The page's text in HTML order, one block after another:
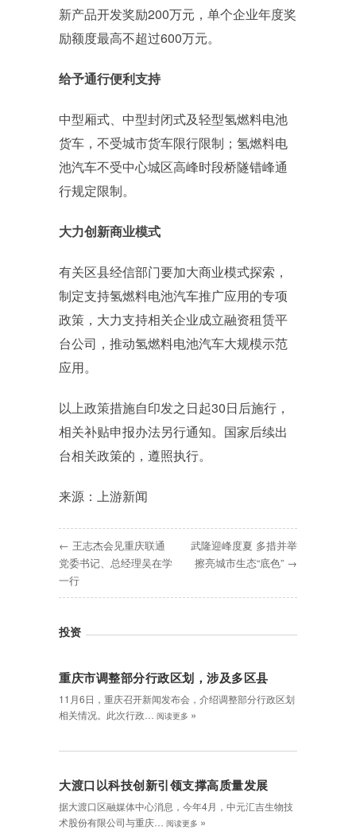
新产品开发奖励200万元，单个企业年度奖
励额度最高不超过600万元。
给予通行便利支持
中型厢式、中型封闭式及轻型氢燃料电池
货车，不受城市货车限行限制；氢燃料电
池汽车不受中心城区高峰时段桥隧错峰通
行规定限制。
大力创新商业模式
有关区县经信部门要加大商业模式探索，
制定支持氢燃料电池汽车推广应用的专项
政策，大力支持相关企业成立融资租赁平
台公司，推动氢燃料电池汽车大规模示范
应用。
以上政策措施自印发之日起30日后施行，
相关补贴申报办法另行通知。国家后续出
台相关政策的，遵照执行。
来源：上游新闻
← 王志杰会见重庆联通
党委书记、总经理吴在学
一行
武隆迎峰度夏 多措并举
擦亮城市生态“底色” →
投资
重庆市调整部分行政区划，涉及多区县
11月6日，重庆召开新闻发布会，介绍调整部分行政区划
相关情况。此次行政…
阅读更多 »
大渡口以科技创新引领支撑高质量发展
据大渡口区融媒体中心消息，今年4月，中元汇吉生物技
术股份有限公司与重庆…
阅读更多 »